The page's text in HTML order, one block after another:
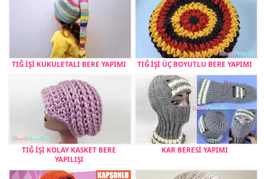
TIĞ İŞİ KUKULETALI BERE YAPIMI TIĞ İŞİ ÜÇ BOYUTLU BERE YAPIMI
TIĞ İŞİ KOLAY KASKET BERE
YAPILIŞI
KAR BERESİ YAPIMI